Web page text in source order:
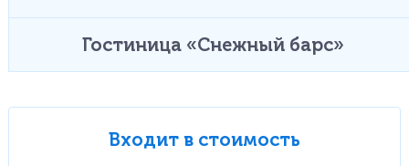
Гостиница «Снежный барс»
Входит в стоимость